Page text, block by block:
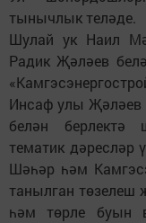
тынычлык теләде.
Шулай ук Наил
Радик Җәләев
Инсаф улы Җәләев
белән берлектә
тематик дәресләр
Шәһәр һәм
танылган төзелеш
һәм төрле буын